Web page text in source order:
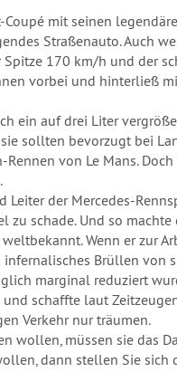
mit seinen
Straßenauto. Auch
170 km/h und der
vorbei und hinterließ
ein auf drei Liter
sollten bevorzugt bei
von Le Mans.
der Mercedes-
schade. Und so
Wenn er zur
Brüllen von
marginal reduziert
schaffte laut
Verkehr nur träumen.
wollen, müssen sie das
dann stellen Sie sich